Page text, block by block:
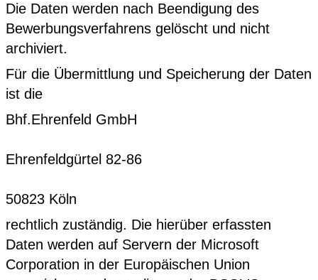
Die Daten werden nach Beendigung des
Bewerbungsverfahrens gelöscht und nicht
archiviert.
Für die Übermittlung und Speicherung der Daten
ist die
Bhf.Ehrenfeld GmbH
Ehrenfeldgürtel 82-86
50823 Köln
rechtlich zuständig. Die hierüber erfassten
Daten werden auf Servern der Microsoft
Corporation in der Europäischen Union